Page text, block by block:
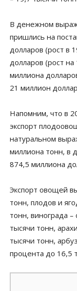
В денежном
пришлись на
долларов (рост в
долларов (рост
миллиона
21 миллион
Напомним, что в
экспорт
натуральном
миллиона тонн, в
874,5 миллиона
Экспорт овощей
тонн, плодов и
тонн, винограда
тысячи тонн,
тысячи тонн,
процента до 16,5